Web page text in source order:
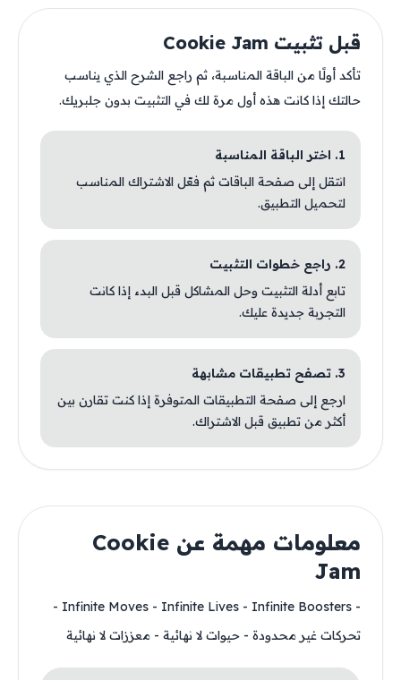
قبل تثبيت Cookie Jam
تأكد أولًا من الباقة المناسبة، ثم راجع الشرح الذي يناسب
حالتك إذا كانت هذه أول مرة لك في التثبيت بدون جلبريك.
1. اختر الباقة المناسبة
انتقل إلى صفحة الباقات ثم فعّل الاشتراك المناسب
لتحميل التطبيق.
2. راجع خطوات التثبيت
تابع أدلة التثبيت وحل المشاكل قبل البدء إذا كانت
التجربة جديدة عليك.
3. تصفح تطبيقات مشابهة
ارجع إلى صفحة التطبيقات المتوفرة إذا كنت تقارن بين
أكثر من تطبيق قبل الاشتراك.
معلومات مهمة عن Cookie
Jam
- Infinite Moves - Infinite Lives - Infinite Boosters -
تحركات غير محدودة - حيوات لا نهائية - معززات لا نهائية